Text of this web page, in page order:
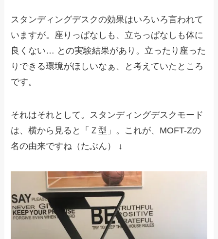
スタンディングデスクの効果はいろいろ言われて
いますが。座りっぱなしも、立ちっぱなしも体に
良くない… との実験結果があり。立ったり座った
りできる環境がほしいなぁ、と考えていたところ
です。
それはそれとして。スタンディングデスクモード
は、横から見ると「Ｚ型」。これが、MOFT-Zの
名の由来ですね（たぶん） ↓